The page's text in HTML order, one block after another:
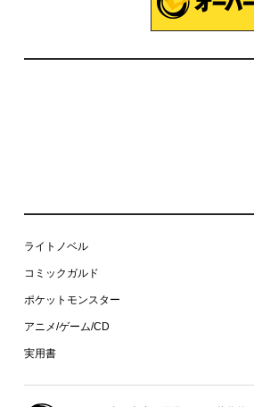
ライトノベル
コミックガルド
ポケットモンスター
アニメ/ゲーム/CD
実用書